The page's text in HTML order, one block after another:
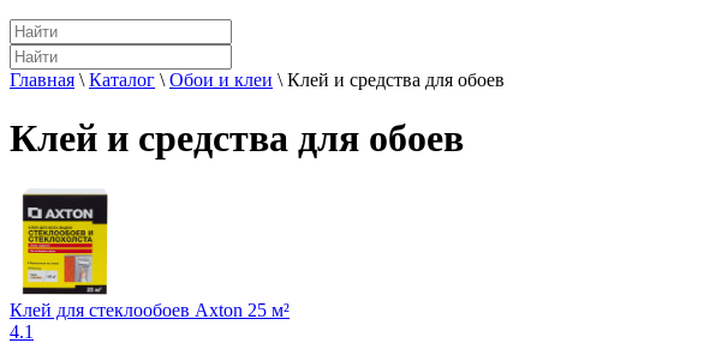
Главная \ Каталог \ Обои и клеи \ Клей и средства для обоев
Клей и средства для обоев
Клей для стеклообоев Axton 25 м²
4.1